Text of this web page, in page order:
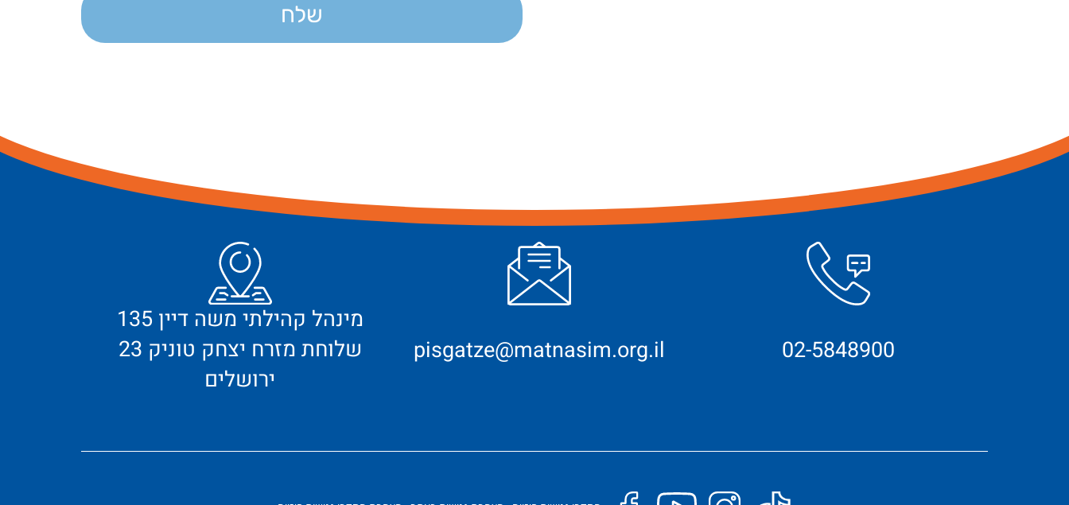
שלח
02-5848900
pisgatze@matnasim.org.il
מינהל קהילתי משה דיין 135
שלוחת מזרח יצחק טוניק 23
ירושלים